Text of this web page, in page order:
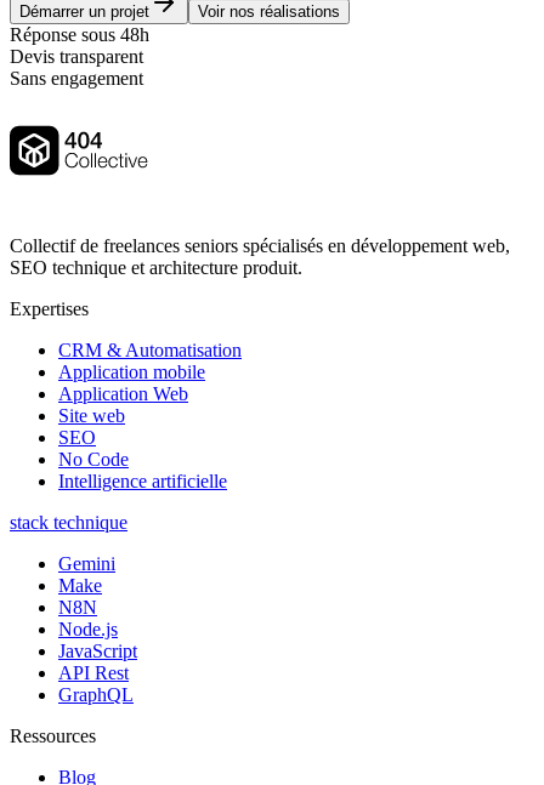
Démarrer un projet Voir nos réalisations
Réponse sous 48h
Devis transparent
Sans engagement
Collectif de freelances seniors spécialisés en développement web,
SEO technique et architecture produit.
Expertises
CRM & Automatisation
Application mobile
Application Web
Site web
SEO
No Code
Intelligence artificielle
stack technique
Gemini
Make
N8N
Node.js
JavaScript
API Rest
GraphQL
Ressources
Blog